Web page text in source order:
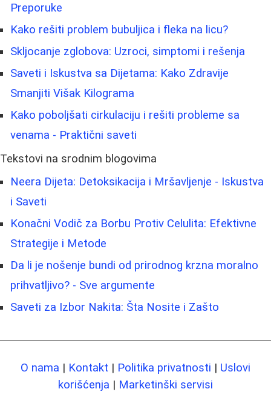
Preporuke
Kako rešiti problem bubuljica i fleka na licu?
Skljocanje zglobova: Uzroci, simptomi i rešenja
Saveti i Iskustva sa Dijetama: Kako Zdravije
Smanjiti Višak Kilograma
Kako poboljšati cirkulaciju i rešiti probleme sa
venama - Praktični saveti
Tekstovi na srodnim blogovima
Neera Dijeta: Detoksikacija i Mršavljenje - Iskustva
i Saveti
Konačni Vodič za Borbu Protiv Celulita: Efektivne
Strategije i Metode
Da li je nošenje bundi od prirodnog krzna moralno
prihvatljivo? - Sve argumente
Saveti za Izbor Nakita: Šta Nosite i Zašto
O nama | Kontakt | Politika privatnosti | Uslovi
korišćenja | Marketinški servisi